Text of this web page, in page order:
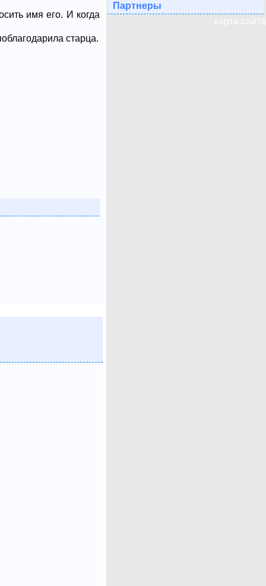
имя его. И когда
старца.
Партнеры